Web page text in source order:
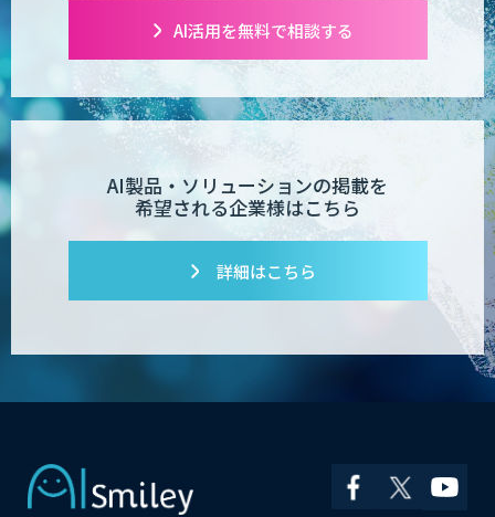
業務特化型AIエージェントの開発支援
「業務AIプロ」
Dify開発支援
PATPOST
AI活用を無料で相談する
AI製品・ソリューションの掲載を
希望される企業様はこちら
詳細はこちら